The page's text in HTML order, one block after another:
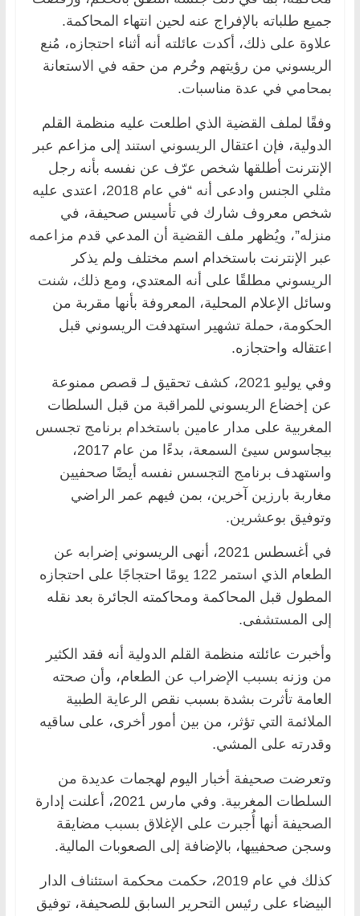
جميع طلباته بالإفراج عنه لحين انتهاء المحاكمة.
علاوة على ذلك، أكدت عائلته أنه أثناء احتجازه، مُنع
الريسوني من رؤيتهم وحُرم من حقه في الاستعانة
بمحامي في عدة مناسبات.
وفقًا لملف القضية الذي اطلعت عليه منظمة القلم
الدولية، فإن اعتقال الريسوني استند إلى مزاعم عبر
الإنترنت أطلقها شخص عرّف عن نفسه بأنه رجل
مثلي الجنس وادعى أنه “في عام 2018، اعتدى عليه
شخص معروف شارك في تأسيس صحيفة، في
منزله”، ويُظهر ملف القضية أن المدعي قدم مزاعمه
عبر الإنترنت باستخدام اسم مختلف ولم يذكر
الريسوني مطلقًا على أنه المعتدي، ومع ذلك، شنت
وسائل الإعلام المحلية، المعروفة بأنها مقربة من
الحكومة، حملة تشهير استهدفت الريسوني قبل
اعتقاله واحتجازه.
وفي يوليو 2021، كشف تحقيق لـ قصص ممنوعة
عن إخضاع الريسوني للمراقبة من قبل السلطات
المغربية على مدار عامين باستخدام برنامج تجسس
بيجاسوس سيئ السمعة، بدءًا من عام 2017،
واستهدف برنامج التجسس نفسه أيضًا صحفيين
مغاربة بارزين آخرين، بمن فيهم عمر الراضي
وتوفيق بوعشرين.
في أغسطس 2021، أنهى الريسوني إضرابه عن
الطعام الذي استمر 122 يومًا احتجاجًا على احتجازه
المطول قبل المحاكمة ومحاكمته الجائرة بعد نقله
إلى المستشفى.
وأخبرت عائلته منظمة القلم الدولية أنه فقد الكثير
من وزنه بسبب الإضراب عن الطعام، وأن صحته
العامة تأثرت بشدة بسبب نقص الرعاية الطبية
الملائمة التي تؤثر، من بين أمور أخرى، على ساقيه
وقدرته على المشي.
وتعرضت صحيفة أخبار اليوم لهجمات عديدة من
السلطات المغربية. وفي مارس 2021، أعلنت إدارة
الصحيفة أنها أُجبرت على الإغلاق بسبب مضايقة
وسجن صحفييها، بالإضافة إلى الصعوبات المالية.
كذلك في عام 2019، حكمت محكمة استئناف الدار
البيضاء على رئيس التحرير السابق للصحيفة، توفيق